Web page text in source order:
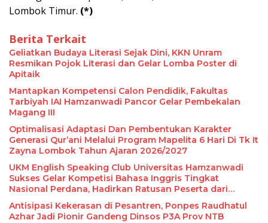
Lombok Timur. (*)
Berita Terkait
Geliatkan Budaya Literasi Sejak Dini, KKN Unram
Resmikan Pojok Literasi dan Gelar Lomba Poster di
Apitaik
Mantapkan Kompetensi Calon Pendidik, Fakultas
Tarbiyah IAI Hamzanwadi Pancor Gelar Pembekalan
Magang III
Optimalisasi Adaptasi Dan Pembentukan Karakter
Generasi Qur’ani Melalui Program Mapelita 6 Hari Di Tk It
Zayna Lombok Tahun Ajaran 2026/2027
UKM English Speaking Club Universitas Hamzanwadi
Sukses Gelar Kompetisi Bahasa Inggris Tingkat
Nasional Perdana, Hadirkan Ratusan Peserta dari
Seluruh Indonesia
Antisipasi Kekerasan di Pesantren, Ponpes Raudhatul
Azhar Jadi Pionir Gandeng Dinsos P3A Prov NTB